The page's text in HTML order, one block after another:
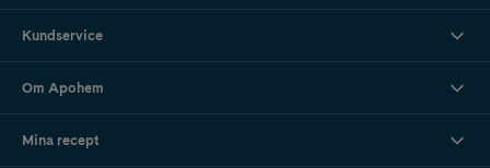
Kundservice
Om Apohem
Mina recept